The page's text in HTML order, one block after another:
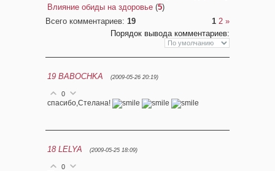
Влияние обиды на здоровье (5)
Всего комментариев: 19 1 2 »
Порядок вывода комментариев:
19 BABOCHKA (2009-05-26 20:19)
0
спасибо,Стелана!
18 LELYA (2009-05-25 18:09)
0